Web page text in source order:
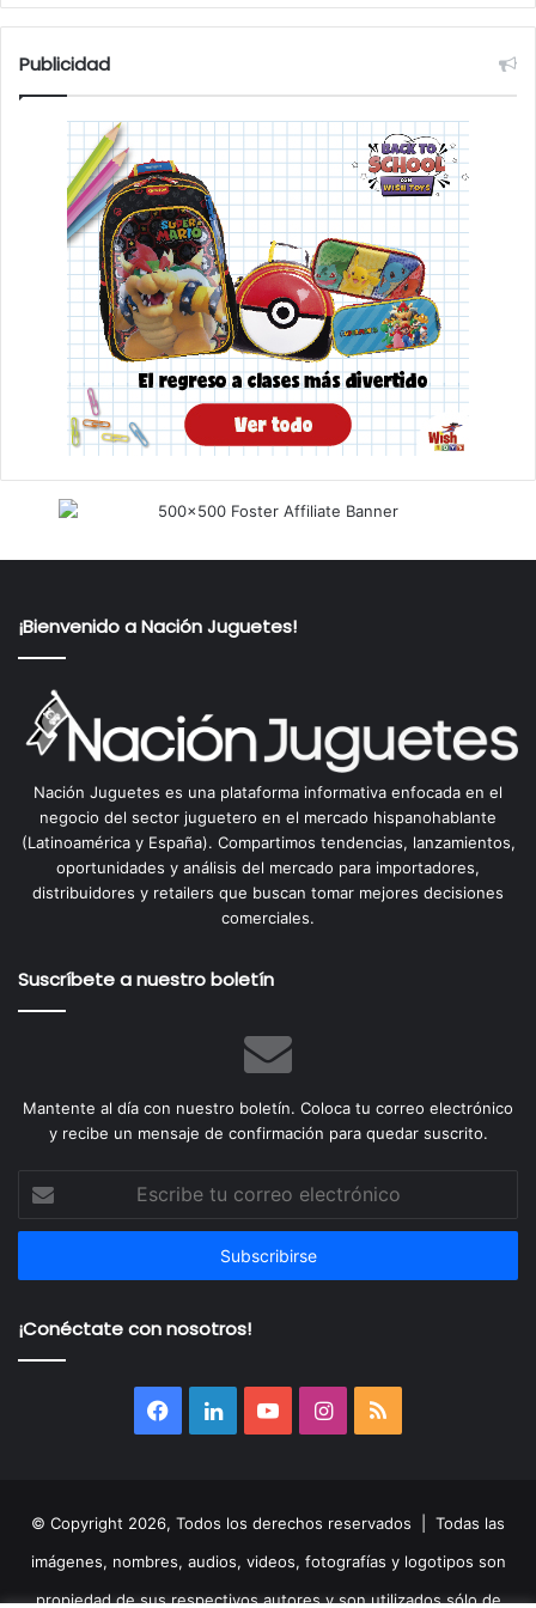
Publicidad
¡Bienvenido a Nación Juguetes!
Nación Juguetes es una plataforma informativa enfocada en el
negocio del sector juguetero en el mercado hispanohablante
(Latinoamérica y España). Compartimos tendencias, lanzamientos,
oportunidades y análisis del mercado para importadores,
distribuidores y retailers que buscan tomar mejores decisiones
comerciales.
Suscríbete a nuestro boletín
Mantente al día con nuestro boletín. Coloca tu correo electrónico
y recibe un mensaje de confirmación para quedar suscrito.
tu
correo
¡Conéctate con nosotros!
Facebook
LinkedInYouTubeInstagram
© Copyright 2026, Todos los derechos reservados | Todas las
imágenes, nombres, audios, videos, fotografías y logotipos son
propiedad de sus respectivos autores y son utilizados sólo de